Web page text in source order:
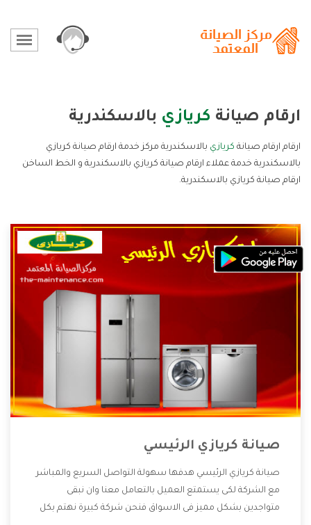
ارقام صيانة كريازي بالاسكندرية
ارقام ارقام صيانة كريازي بالاسكندرية مركز خدمة ارقام صيانة كريازي
بالاسكندرية خدمة عملاء ارقام صيانة كريازي بالاسكندرية و الخط الساخن
ارقام صيانة كريازي بالاسكندرية.
صيانة كريازي الرئيسي
صيانة كريازي الرئيسي هدفها سهولة التواصل السريع والمباشر
مع الشركة لكى يستمتع العميل بالتعامل معنا وان نبقى
متواجدين بشكل مميز فى الاسواق فنحن شركة كبيرة نهتم بكل